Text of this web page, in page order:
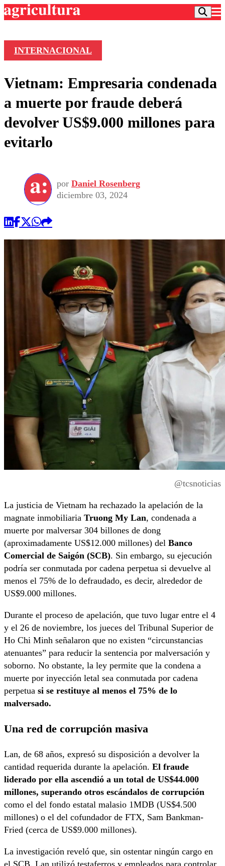
Frecuencias
Agricultura TV
Deportes
Colo Colo
Torneo Internacional
Torneo Nacional
Entretención
Internacional
Nacional
Programas
Comercial
INTERNACIONAL
Vietnam: Empresaria condenada
a muerte por fraude deberá
devolver US$9.000 millones para
evitarlo
por Daniel Rosenberg
diciembre 03, 2024
@tcsnoticias
La justicia de Vietnam ha rechazado la apelación de la
magnate inmobiliaria Truong My Lan, condenada a
muerte por malversar 304 billones de dong
(aproximadamente US$12.000 millones) del Banco
Comercial de Saigón (SCB). Sin embargo, su ejecución
podría ser conmutada por cadena perpetua si devuelve al
menos el 75% de lo defraudado, es decir, alrededor de
US$9.000 millones.
Durante el proceso de apelación, que tuvo lugar entre el 4
y el 26 de noviembre, los jueces del Tribunal Superior de
Ho Chi Minh señalaron que no existen “circunstancias
atenuantes” para reducir la sentencia por malversación y
soborno. No obstante, la ley permite que la condena a
muerte por inyección letal sea conmutada por cadena
perpetua si se restituye al menos el 75% de lo
malversado.
Una red de corrupción masiva
Lan, de 68 años, expresó su disposición a devolver la
cantidad requerida durante la apelación. El fraude
liderado por ella ascendió a un total de US$44.000
millones, superando otros escándalos de corrupción
como el del fondo estatal malasio 1MDB (US$4.500
millones) o el del cofundador de FTX, Sam Bankman-
Fried (cerca de US$9.000 millones).
La investigación reveló que, sin ostentar ningún cargo en
el SCB, Lan utilizó testaferros y empleados para controlar